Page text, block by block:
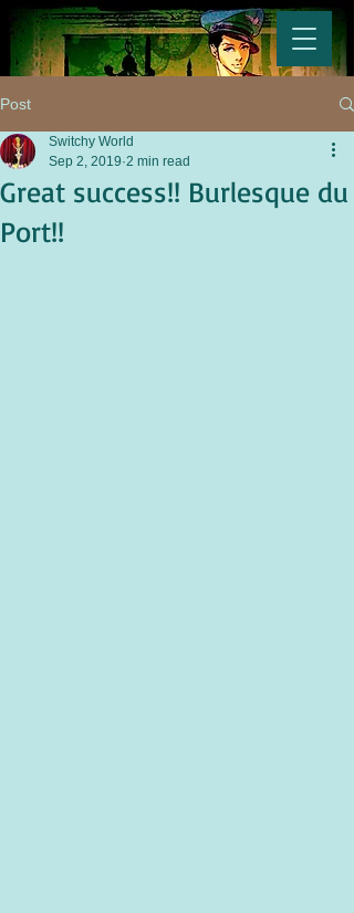
Post
Great success!! Burlesque du
Port!!
Switchy World
Sep 2, 2019 2 min read